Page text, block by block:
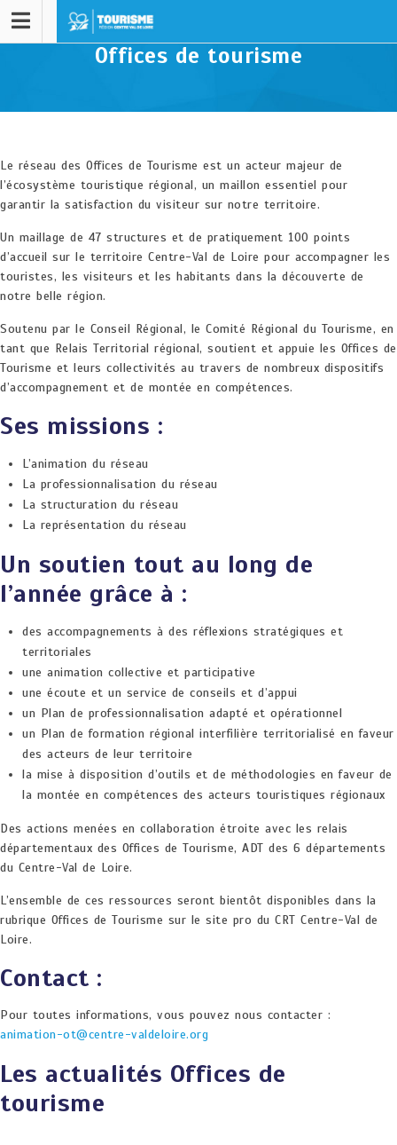
Offices de tourisme
Le réseau des Offices de Tourisme est un acteur majeur de
l’écosystème touristique régional, un maillon essentiel pour
garantir la satisfaction du visiteur sur notre territoire.
Un maillage de 47 structures et de pratiquement 100 points
d’accueil sur le territoire Centre-Val de Loire pour accompagner les
touristes, les visiteurs et les habitants dans la découverte de
notre belle région.
Soutenu par le Conseil Régional, le Comité Régional du Tourisme, en
tant que Relais Territorial régional, soutient et appuie les Offices de
Tourisme et leurs collectivités au travers de nombreux dispositifs
d’accompagnement et de montée en compétences.
Ses missions :
L’animation du réseau
La professionnalisation du réseau
La structuration du réseau
La représentation du réseau
Un soutien tout au long de
l’année grâce à :
des accompagnements à des réflexions stratégiques et
territoriales
une animation collective et participative
une écoute et un service de conseils et d’appui
un Plan de professionnalisation adapté et opérationnel
un Plan de formation régional interfilière territorialisé en faveur
des acteurs de leur territoire
la mise à disposition d’outils et de méthodologies en faveur de
la montée en compétences des acteurs touristiques régionaux
Des actions menées en collaboration étroite avec les relais
départementaux des Offices de Tourisme, ADT des 6 départements
du Centre-Val de Loire.
L’ensemble de ces ressources seront bientôt disponibles dans la
rubrique Offices de Tourisme sur le site pro du CRT Centre-Val de
Loire.
Contact :
Pour toutes informations, vous pouvez nous contacter :
animation-ot@centre-valdeloire.org
Les actualités Offices de
tourisme